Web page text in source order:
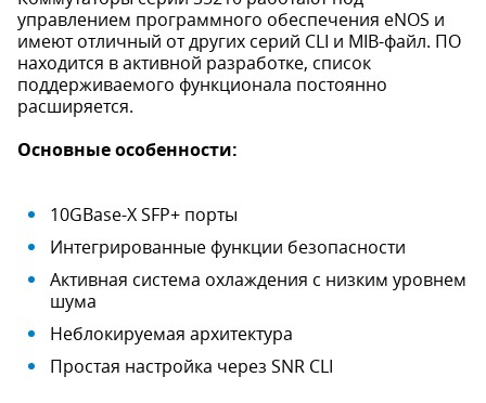
управлением программного обеспечения eNOS и
имеют отличный от других серий CLI и MIB-файл. ПО
находится в активной разработке, список
поддерживаемого функционала постоянно
расширяется.
Основные особенности:
10GBase-X SFP+ порты
Интегрированные функции безопасности
Активная система охлаждения с низким уровнем
шума
Неблокируемая архитектура
Простая настройка через SNR CLI